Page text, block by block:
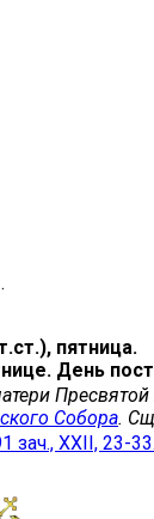
пятница.
День
Собора.
зач., XXII, 23-33.